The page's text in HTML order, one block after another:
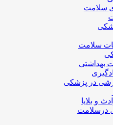
سلامت
سلامت
بهداشتی
در پزشکی
و بلایا
درسلامت